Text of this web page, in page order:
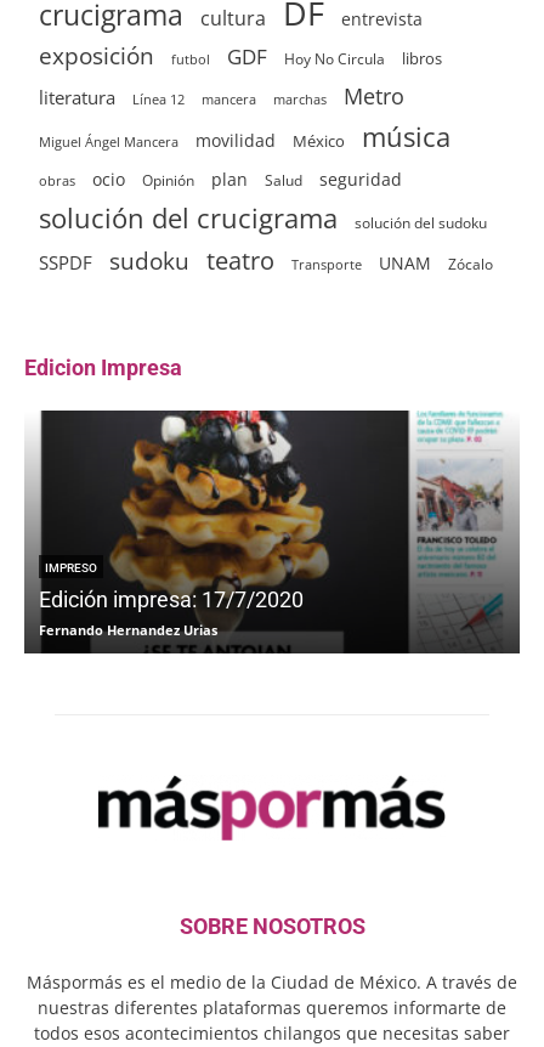
crucigrama cultura DF entrevista
exposición futbol GDF Hoy No Circula libros
literatura Línea 12 mancera marchas Metro
Miguel Ángel Mancera movilidad México música
obras ocio Opinión plan Salud seguridad
solución del crucigrama solución del sudoku
SSPDF sudoku teatro Transporte UNAM Zócalo
Edicion Impresa
IMPRESO
Edición impresa: 17/7/2020
Fernando Hernandez Urias
SOBRE NOSOTROS
Máspormás es el medio de la Ciudad de México. A través de
nuestras diferentes plataformas queremos informarte de
todos esos acontecimientos chilangos que necesitas saber